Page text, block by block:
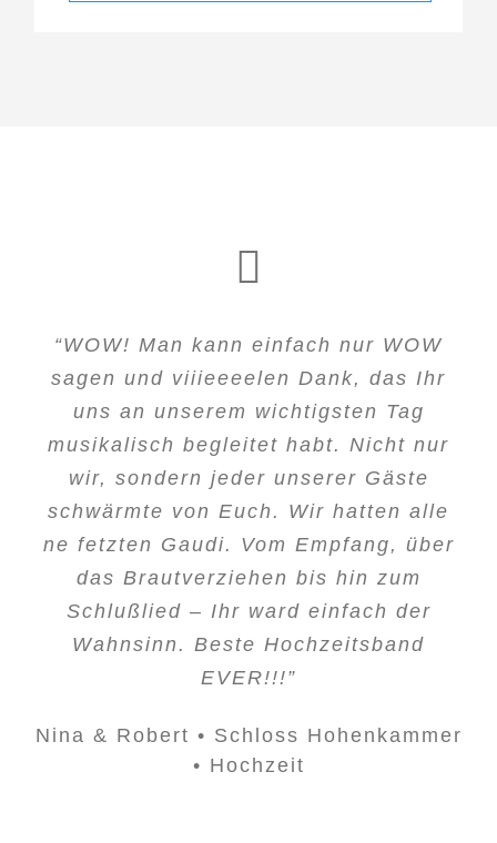
“WOW! Man kann einfach nur WOW
sagen und viiieeeelen Dank, das Ihr
uns an unserem wichtigsten Tag
musikalisch begleitet habt. Nicht nur
wir, sondern jeder unserer Gäste
schwärmte von Euch. Wir hatten alle
ne fetzten Gaudi. Vom Empfang, über
das Brautverziehen bis hin zum
Schlußlied – Ihr ward einfach der
Wahnsinn. Beste Hochzeitsband
EVER!!!”
Nina & Robert • Schloss Hohenkammer
• Hochzeit